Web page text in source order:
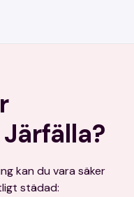
kan du vara säker
städad: